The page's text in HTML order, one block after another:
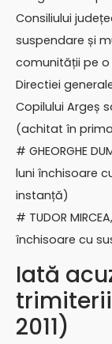
Consiliului
suspendare și
comunității pe o
Directiei
Copilului Argeș
(achitat în
# GHEORGHE
luni închisoare
instanță)
# TUDOR
închisoare cu
Iată
2011)